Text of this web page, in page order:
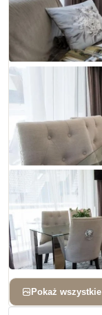
+ 24 zdjęć
Pokaż